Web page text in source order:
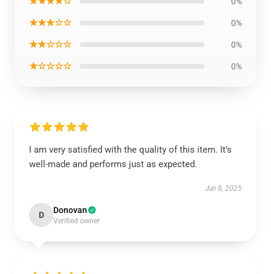
★★★☆☆ 0%
★★☆☆☆ 0%
★☆☆☆☆ 0%
I am very satisfied with the quality of this item. It’s
well-made and performs just as expected.
Jun 8, 2025
D Donovan
Verified owner